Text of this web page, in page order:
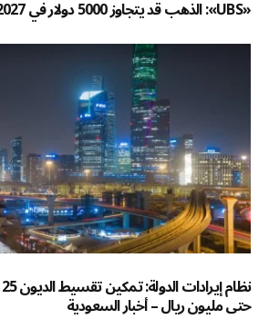
«UBS»: الذهب قد يتجاوز 5000 دولار في 2027 – أخبار السعودية
حتى مليون ريال – أخبار السعودية